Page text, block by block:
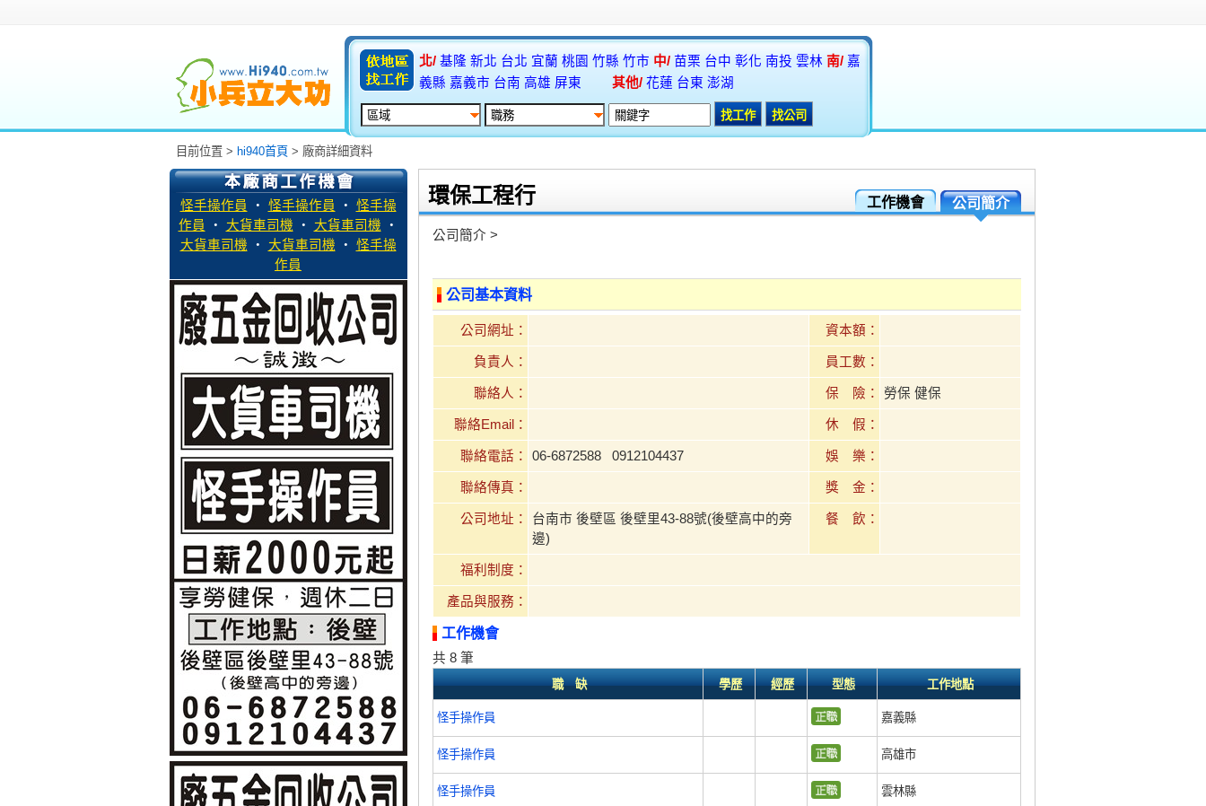
北/ 基隆 新北 台北 宜蘭 桃園 竹縣 竹市 中/ 苗栗 台中 彰化 南投 雲林 南/ 嘉
義縣 嘉義市 台南 高雄 屏東 其他/ 花蓮 台東 澎湖
目前位置 > hi940首頁 > 廠商詳細資料
怪手操作員 ‧ 怪手操作員 ‧ 怪手操
作員 ‧ 大貨車司機 ‧ 大貨車司機 ‧
大貨車司機 ‧ 大貨車司機 ‧ 怪手操
作員
環保工程行 工作機會 公司簡介
公司簡介 >
公司基本資料
公司網址： 資本額：
負責人： 員工數：
聯絡人： 保 險： 勞保 健保
聯絡Email： 休 假：
聯絡電話： 06-6872588 0912104437 娛 樂：
聯絡傳真： 獎 金：
公司地址：
台南市 後壁區 後壁里43-88號(後壁高中的旁
邊)
餐 飲：
福利制度：
產品與服務：
工作機會
共 8 筆
職 缺 學歷 經歷 型態 工作地點
怪手操作員 嘉義縣
怪手操作員 高雄市
怪手操作員 雲林縣